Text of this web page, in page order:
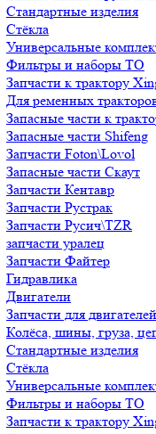
Стандартные изделия
Стёкла
Универсальные
Фильтры и наборы ТО
Запчасти к трактору
Для ременных
Запасные части к
Запасные части Shifeng
Запчасти Foton\Lovol
Запасные части Скаут
Запчасти Кентавр
Запчасти Рустрак
Запчасти Русич\TZR
запчасти уралец
Запчасти Файтер
Гидравлика
Двигатели
Запчасти для двигателей
Колёса, шины, груза,
Стандартные изделия
Стёкла
Универсальные
Фильтры и наборы ТО
Запчасти к трактору